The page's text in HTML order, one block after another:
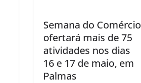
Semana do Comércio
ofertará mais de 75
atividades nos dias
16 e 17 de maio, em
Palmas